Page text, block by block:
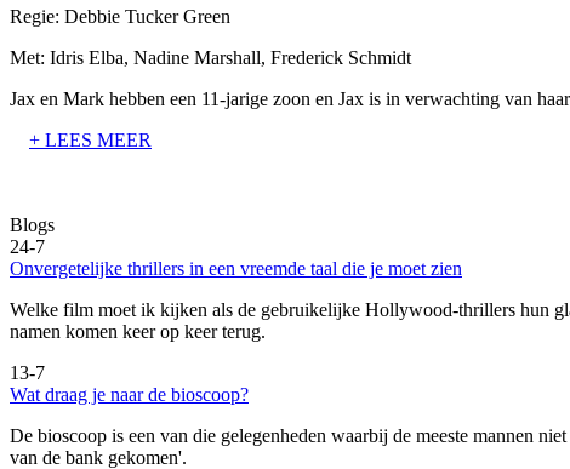
Regie: Debbie Tucker Green
Met: Idris Elba, Nadine Marshall, Frederick Schmidt
Jax en Mark hebben een 11-jarige zoon en Jax is in verwachting van
+ LEES MEER
Blogs
24-7
Onvergetelijke thrillers in een vreemde taal die je moet zien
Welke film moet ik kijken als de gebruikelijke Hollywood-thrillers hun
namen komen keer op keer terug.
13-7
Wat draag je naar de bioscoop?
De bioscoop is een van die gelegenheden waarbij de meeste mannen
van de bank gekomen'.